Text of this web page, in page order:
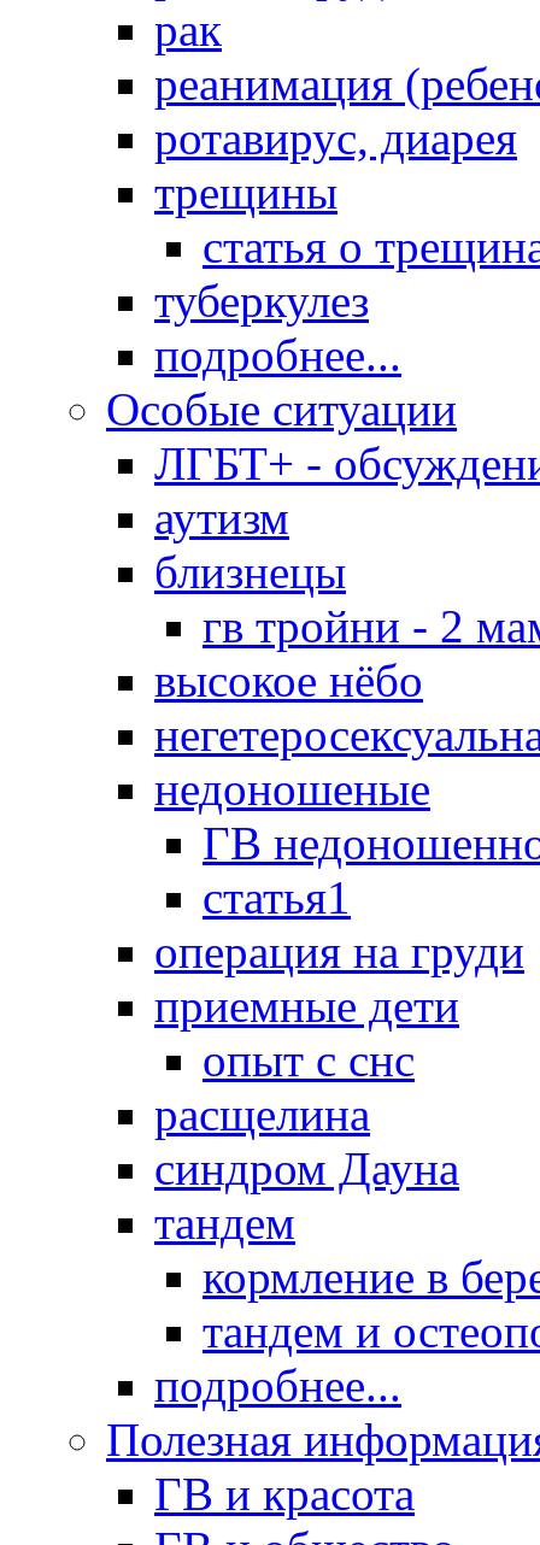
рак
реанимация
ротавирус, диарея
трещины
статья о
туберкулез
подробнее...
Особые ситуации
ЛГБТ+ -
аутизм
близнецы
гв тройни - 2
высокое нёбо
недоношеные
ГВ
статья1
операция на груди
приемные дети
опыт с снс
расщелина
синдром Дауна
тандем
кормление в
тандем и
подробнее...
Полезная
ГВ и красота